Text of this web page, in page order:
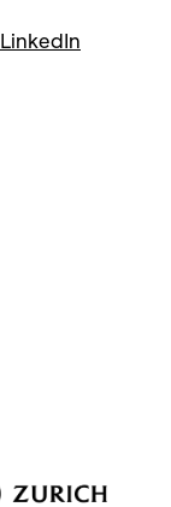
LinkedIn